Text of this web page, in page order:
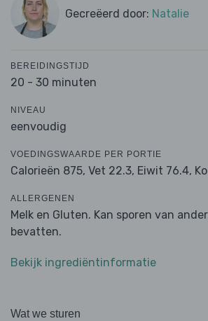
Gecreëerd door: Natalie
BEREIDINGSTIJD
20 - 30 minuten
NIVEAU
eenvoudig
VOEDINGSWAARDE PER PORTIE
Calorieën 875, Vet 22.3, Eiwit 76.4,
ALLERGENEN
Melk en Gluten. Kan sporen van
bevatten.
Bekijk ingrediëntinformatie
Wat we sturen